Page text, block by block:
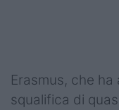
Erasmus, che
squalifica di